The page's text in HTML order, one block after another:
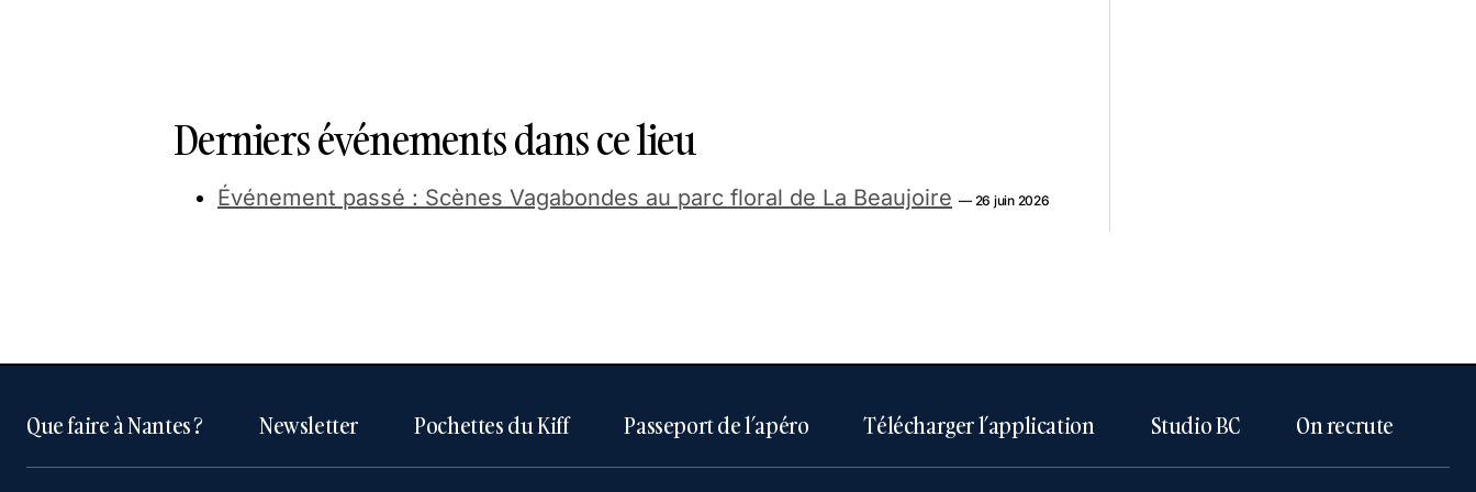
Derniers événements dans ce lieu
Événement passé : Scènes Vagabondes au parc floral de La Beaujoire — 26 juin 2026
Que faire à Nantes ? Newsletter Pochettes du Kiff Passeport de l’apéro Télécharger l’application Studio BC On recrute